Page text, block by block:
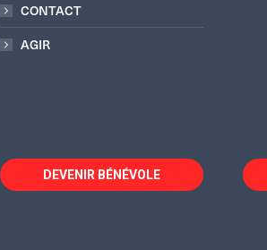
CONTACT
AGIR
DEVENIR BÉNÉVOLE